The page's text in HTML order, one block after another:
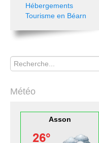
Hébergements
Tourisme en Béarn
Rechercher
Météo
Asson